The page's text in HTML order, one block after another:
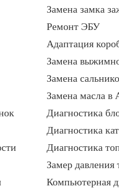
Замена замка
Ремонт ЭБУ
Адаптация
Замена
Замена
Замена масла
Диагностика
Диагностика
Диагностика
Замер давления
Компьютерная